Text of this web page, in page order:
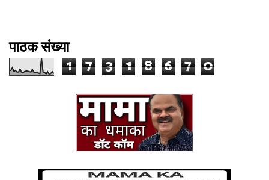
पाठक संख्या
1 7 3 1 8 6 7 0